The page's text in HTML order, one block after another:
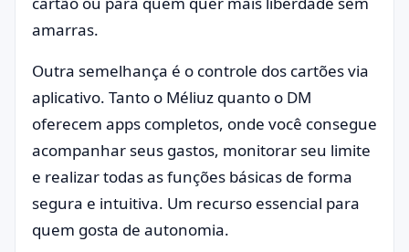
amarras.
Outra semelhança é o controle dos cartões via
aplicativo. Tanto o Méliuz quanto o DM
oferecem apps completos, onde você consegue
acompanhar seus gastos, monitorar seu limite
e realizar todas as funções básicas de forma
segura e intuitiva. Um recurso essencial para
quem gosta de autonomia.